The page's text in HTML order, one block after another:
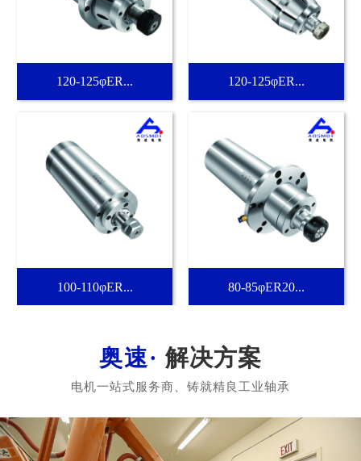
120-125φER... 120-125φER...
100-110φER... 80-85φER20...
解决方案